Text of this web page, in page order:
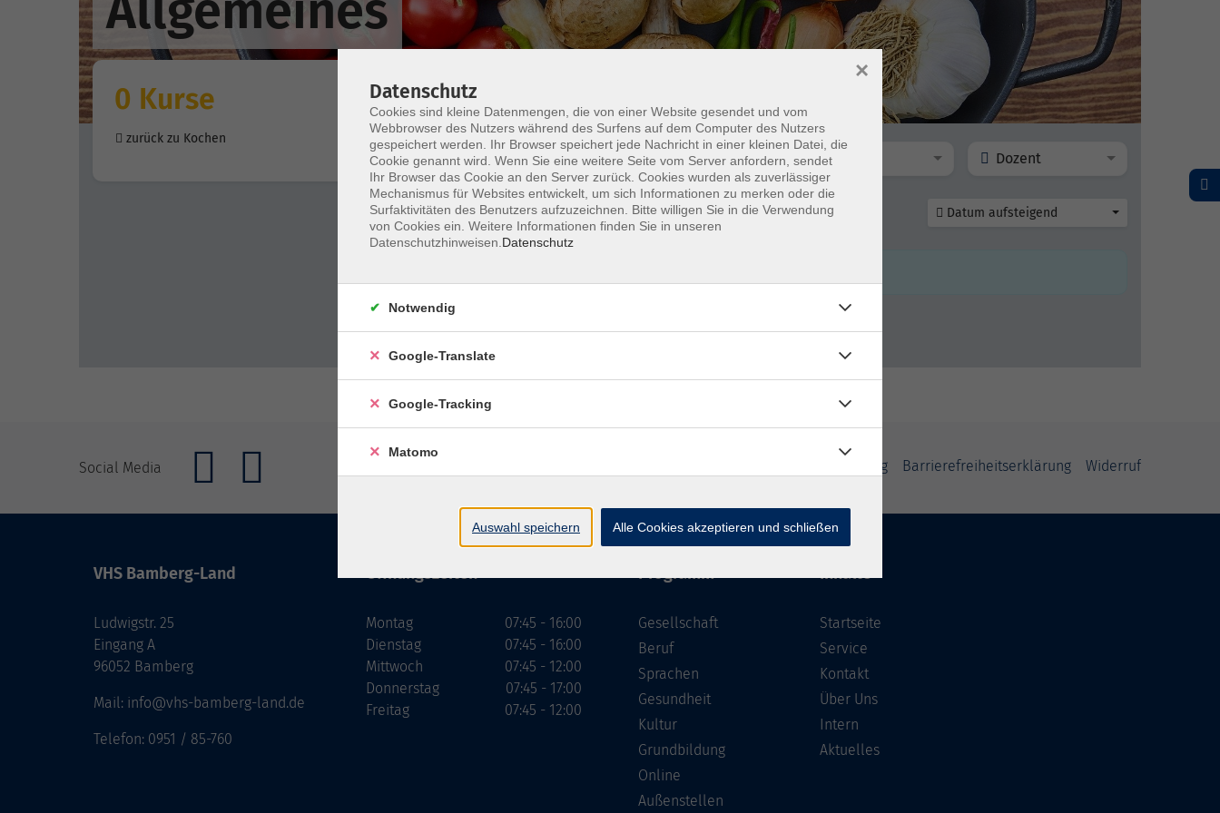
0 Kurse
zurück zu Kochen
Wochentage Tageszeit Ort Dozent
nur buchbare nur beginnende Datum aufsteigend
Social Media Widerrufsbelehrung Barrierefreiheitserklärung Widerruf
VHS Bamberg-Land
Ludwigstr. 25
Eingang A
96052 Bamberg
Mail: info@vhs-bamberg-land.de
Telefon: 0951 / 85-760
Öffnungszeiten
Montag
Dienstag
Mittwoch
Donnerstag
Freitag
07:45 - 16:00
07:45 - 16:00
07:45 - 12:00
07:45 - 17:00
07:45 - 12:00
Programm
Gesellschaft
Beruf
Sprachen
Gesundheit
Kultur
Grundbildung
Online
Außenstellen
Inhalte
Startseite
Service
Kontakt
Über Uns
Intern
Aktuelles
Datenschutz
Cookies sind kleine Datenmengen, die von einer Website gesendet und vom
Webbrowser des Nutzers während des Surfens auf dem Computer des Nutzers
gespeichert werden. Ihr Browser speichert jede Nachricht in einer kleinen Datei, die
Cookie genannt wird. Wenn Sie eine weitere Seite vom Server anfordern, sendet
Ihr Browser das Cookie an den Server zurück. Cookies wurden als zuverlässiger
Mechanismus für Websites entwickelt, um sich Informationen zu merken oder die
Surfaktivitäten des Benutzers aufzuzeichnen. Bitte willigen Sie in die Verwendung
von Cookies ein. Weitere Informationen finden Sie in unseren
Datenschutzhinweisen. Datenschutz
×
Notwendig
Google-Translate
Google-Tracking
Matomo
Auswahl speichern Alle Cookies akzeptieren und schließen